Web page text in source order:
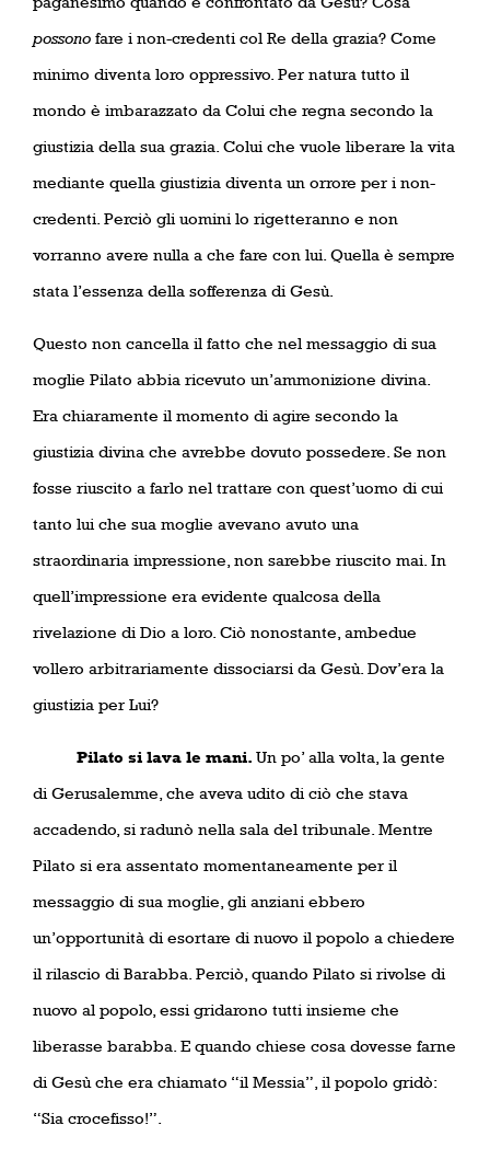
possono fare i non-credenti col Re della grazia? Come
minimo diventa loro oppressivo. Per natura tutto il
mondo è imbarazzato da Colui che regna secondo la
giustizia della sua grazia. Colui che vuole liberare la vita
mediante quella giustizia diventa un orrore per i non-
credenti. Perciò gli uomini lo rigetteranno e non
vorranno avere nulla a che fare con lui. Quella è sempre
stata l’essenza della sofferenza di Gesù.
Questo non cancella il fatto che nel messaggio di sua
moglie Pilato abbia ricevuto un’ammonizione divina.
Era chiaramente il momento di agire secondo la
giustizia divina che avrebbe dovuto possedere. Se non
fosse riuscito a farlo nel trattare con quest’uomo di cui
tanto lui che sua moglie avevano avuto una
straordinaria impressione, non sarebbe riuscito mai. In
quell’impressione era evidente qualcosa della
rivelazione di Dio a loro. Ciò nonostante, ambedue
vollero arbitrariamente dissociarsi da Gesù. Dov’era la
giustizia per Lui?
Pilato si lava le mani. Un po’ alla volta, la gente
di Gerusalemme, che aveva udito di ciò che stava
accadendo, si radunò nella sala del tribunale. Mentre
Pilato si era assentato momentaneamente per il
messaggio di sua moglie, gli anziani ebbero
un’opportunità di esortare di nuovo il popolo a chiedere
il rilascio di Barabba. Perciò, quando Pilato si rivolse di
nuovo al popolo, essi gridarono tutti insieme che
liberasse barabba. E quando chiese cosa dovesse farne
di Gesù che era chiamato “il Messia”, il popolo gridò:
“Sia crocefisso!”.